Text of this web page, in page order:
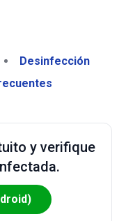
Desinfección
y verifique